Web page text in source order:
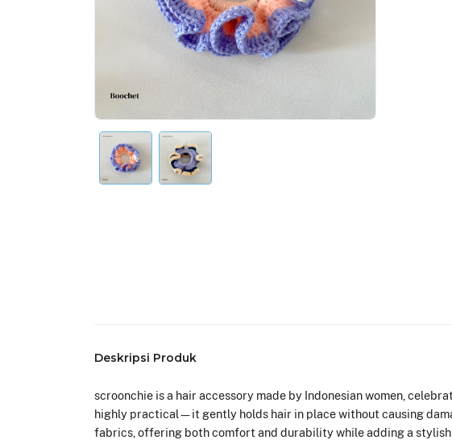
Deskripsi Produk
scroonchie is a hair accessory made by Indonesian women,
highly practical—it gently holds hair in place without causing
fabrics, offering both comfort and durability while adding a